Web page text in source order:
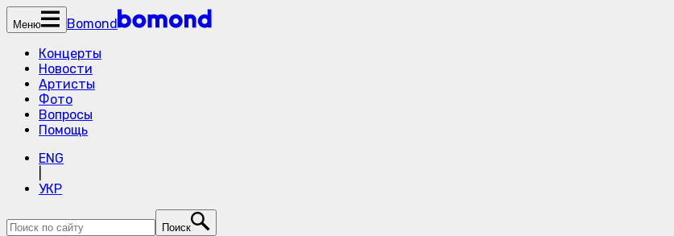
Меню
Bomond
Концерты
Новости
Артисты
Фото
Вопросы
Помощь
ENG
УКР
Поиск